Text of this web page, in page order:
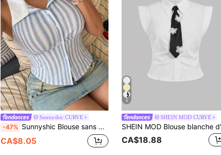
Sunnyshic CURVE
-47% Sunnyshic Blouse sans manches à col, rayures bleues et blanches, design taille cintrée, coupe slim, style français, polyvalente pour le travail et les tenues décontractées, été
CA$8.05
5
SHEIN MOD CURVE
CA$18.88